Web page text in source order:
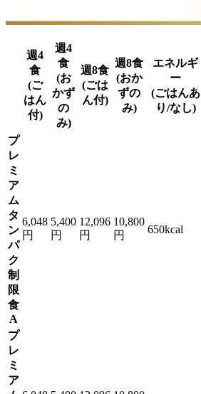
週4
食
(ご
はん
付)
週4
食
(お
かず
の
み)
週8食
(ごは
ん付)
週8食
(おか
ずの
み)
エネルギ
ー
(ごはんあ
り/なし)
プ
レ
ミ
ア
ム
タ
ン
パ
ク
制
限
食
A
6,048
円
5,400
円
12,096
円
10,800
円
650kcal
プ
レ
ミ
ア